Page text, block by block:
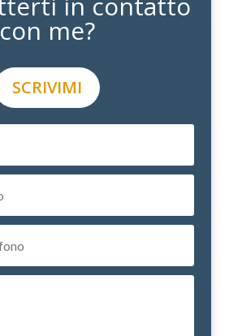
con me?
SCRIVIMI